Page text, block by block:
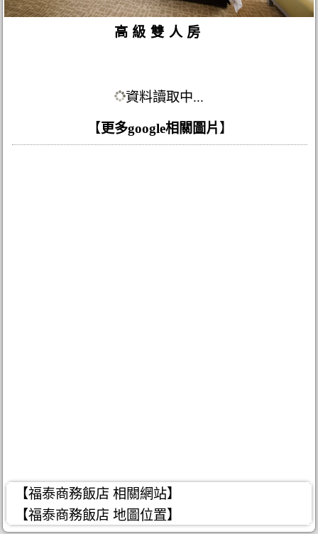
高級雙人房
資料讀取中...
【 更多google相關圖片 】
【福泰商務飯店 相關網站】
【福泰商務飯店 地圖位置】